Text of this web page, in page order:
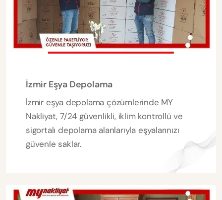
İzmir Eşya Depolama
İzmir eşya depolama çözümlerinde MY
Nakliyat, 7/24 güvenlikli, iklim kontrollü ve
sigortalı depolama alanlarıyla eşyalarınızı
güvenle saklar.